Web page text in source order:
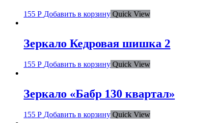
155 Р Добавить в корзину Quick View
Зеркало Кедровая шишка 2
155 Р Добавить в корзину Quick View
Зеркало «Бабр 130 квартал»
155 Р Добавить в корзину Quick View